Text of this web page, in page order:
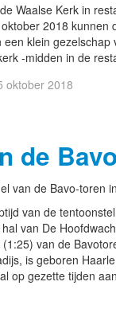
Waalse Kerk in
2018 kunnen
klein gezelschap
-midden in de
oktober 2018
de
van de Bavo-toren
van de
van De
van de
is geboren
op gezette tijden